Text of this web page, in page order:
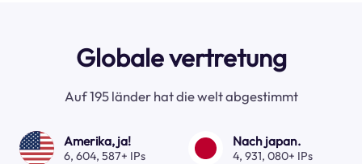
Globale vertretung
Auf 195 länder hat die welt abgestimmt
Amerika, ja!
6, 604, 587+ IPs
Nach japan.
4, 931, 080+ IPs